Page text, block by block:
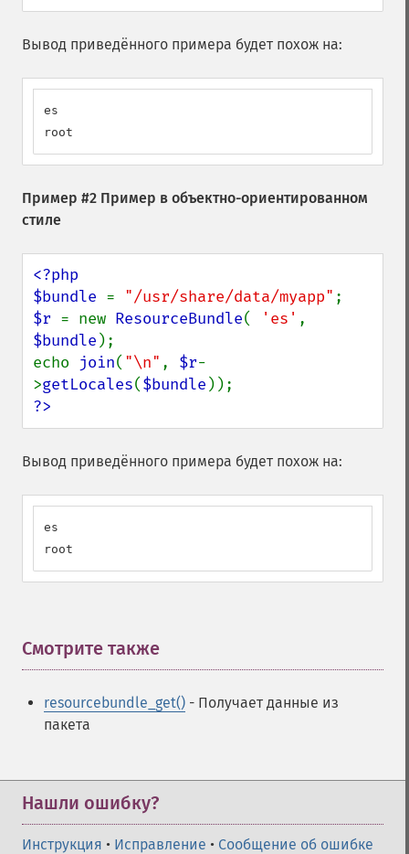
Вывод приведённого примера будет похож на:
es
root
Пример #2 Пример в объектно-ориентированном
стиле
<?php
$bundle = "/usr/share/data/myapp"
$r = new ResourceBundle( 'es'
$bundle );
echo join( "\n" , $r-
>getLocales($bundle
?>
Вывод приведённого примера будет похож на:
es
root
Смотрите также
resourcebundle_get() - Получает данные из
пакета
Нашли ошибку?
Инструкция • Исправление • Сообщение об ошибке